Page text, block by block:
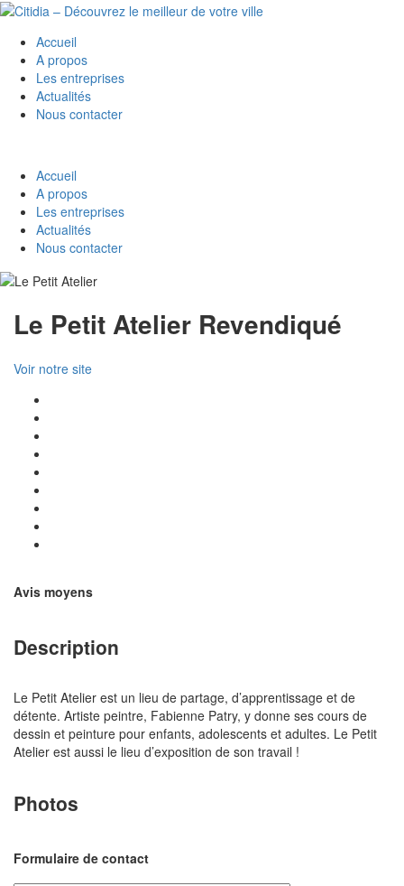
Accueil
A propos
Les entreprises
Actualités
Nous contacter
Accueil
A propos
Les entreprises
Actualités
Nous contacter
Le Petit Atelier Revendiqué
Voir notre site
Avis moyens
Description
Le Petit Atelier est un lieu de partage, d’apprentissage et de
détente. Artiste peintre, Fabienne Patry, y donne ses cours de
dessin et peinture pour enfants, adolescents et adultes. Le Petit
Atelier est aussi le lieu d’exposition de son travail !
Photos
Formulaire de contact